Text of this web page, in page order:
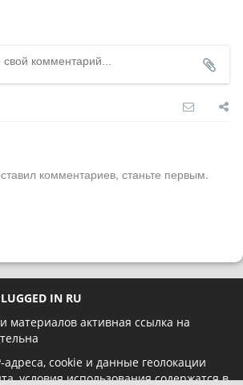
комментариев, станьте первым.
IN RU
материалов активная ссылка на
адреса, cookie и данные геолокации
условия использования содержатся в